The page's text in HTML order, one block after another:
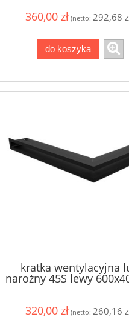
360,00 zł (netto: 292,68
do koszyka
kratka wentylacyjna
narożny 45S lewy
- kolor czarny
320,00 zł (netto: 260,16